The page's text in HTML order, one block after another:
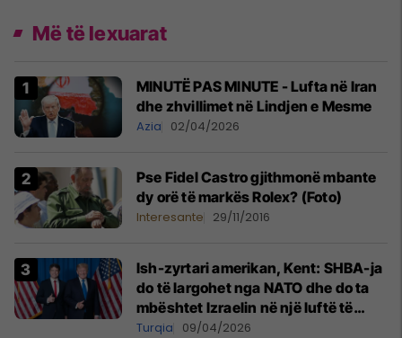
Më të lexuarat
MINUTË PAS MINUTE - Lufta në Iran
dhe zhvillimet në Lindjen e Mesme
Azia 02/04/2026
Pse Fidel Castro gjithmonë mbante
dy orë të markës Rolex? (Foto)
Interesante 29/11/2016
Ish-zyrtari amerikan, Kent: SHBA-ja
do të largohet nga NATO dhe do ta
mbështet Izraelin në një luftë të
mundshme me Turqinë në Siri
Turqia 09/04/2026